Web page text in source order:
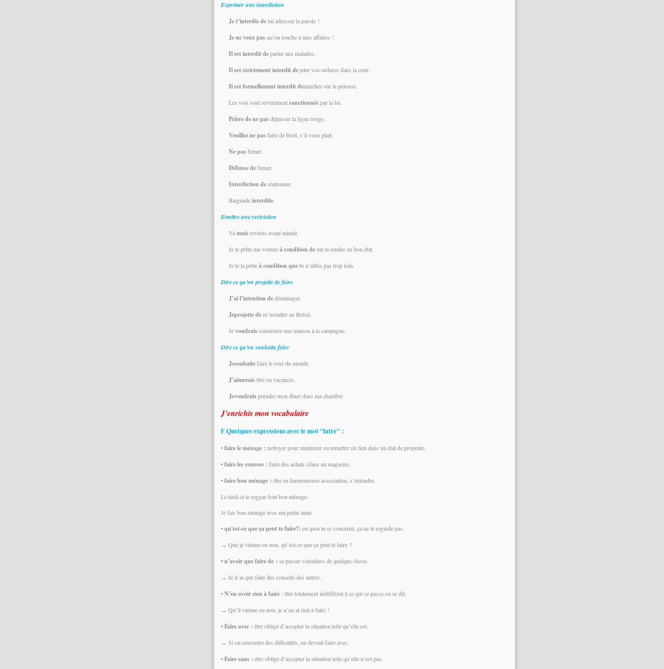
Exprimer une interdiction
Je t’interdis delui adresser la parole !
Je ne veux pasqu’on touche à mes affaires !
Il est interditdeparler aux malades.
Il est strictement interdit de jeter vos ordures dans la cour.
Il est formellement interdit demarcher sur la pelouse.
Les vols sont sévèrementsanctionnéspar la loi.
Prière dene pasdépasser la ligne rouge.
Veuilleznepasfaire de bruit, s’il vous plait.
Nepasfumer.
Défensedefumer.
Interdiction destationner.
Baignadeinterdite.
Emettre une restriction
Vamaisreviens avant minuit.
Je te prête ma voitureà condition deme la rendre en bon état.
Je te la prêteà condition quetu n’ailles pas trop loin.
Dire ce qu’on projette de faire
J’ail’intention dedéménager.
Jeprojettedem’installer au Brésil.
Jevoudraisconstruire une maison à la campagne.
Dire ce qu’on souhaite faire
Jesouhaitefaire le tour du monde.
J’aimeraisêtre en vacances.
Jevoudraisprendre mon dîner dans ma chambre
J’enrichis mon vocabulaire
F Quelques expressions avec le mot "faire" :
• faire le ménage : nettoyer pour maintenir ou remettre un lieu dans un état de propreté.
• faire les courses : faire des achats (dans un magasin).
• faire bon ménage : être en harmonieuse association, s’entendre.
Le tindi et le reggae font bon ménage.
Je fais bon ménage avec ma petite amie.
• qu'est-ce que ça peut te faire?: en quoi tu es concerné, ça ne te regarde pas.
→ Que je vienne ou non, qu’est-ce que ça peut te faire ?
•n’avoir que faire de : se passer volontiers de quelque chose.
→ Je n’ai que faire des conseils des autres.
•N’en avoir rien à faire : être totalement indifférent à ce qui se passe ou se dit.
→ Qu’il vienne ou non, je n’en ai rien à faire !
•Faire avec : être obligé d’accepter la situation telle qu’elle est.
→ Si on rencontre des difficultés, on devrait faire avec.
•Faire sans : être obligé d’accepter la situation telle qu’elle n’est pas.